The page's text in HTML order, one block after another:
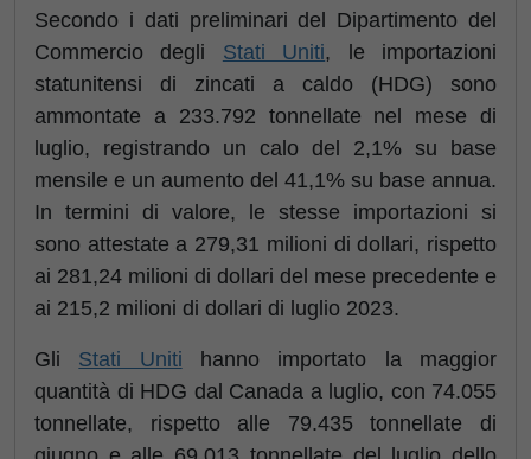
Secondo i dati preliminari del Dipartimento del
Commercio degli Stati Uniti, le importazioni
statunitensi di zincati a caldo (HDG) sono
ammontate a 233.792 tonnellate nel mese di
luglio, registrando un calo del 2,1% su base
mensile e un aumento del 41,1% su base annua.
In termini di valore, le stesse importazioni si
sono attestate a 279,31 milioni di dollari, rispetto
ai 281,24 milioni di dollari del mese precedente e
ai 215,2 milioni di dollari di luglio 2023.
Gli Stati Uniti hanno importato la maggior
quantità di HDG dal Canada a luglio, con 74.055
tonnellate, rispetto alle 79.435 tonnellate di